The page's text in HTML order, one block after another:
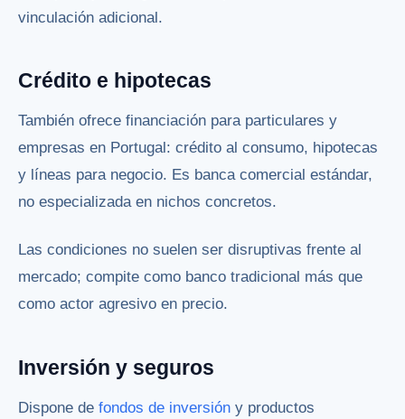
vinculación adicional.
Crédito e hipotecas
También ofrece financiación para particulares y
empresas en Portugal: crédito al consumo, hipotecas
y líneas para negocio. Es banca comercial estándar,
no especializada en nichos concretos.
Las condiciones no suelen ser disruptivas frente al
mercado; compite como banco tradicional más que
como actor agresivo en precio.
Inversión y seguros
Dispone de fondos de inversión y productos